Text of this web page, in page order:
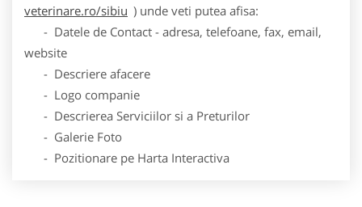
veterinare.ro/sibiu ) unde veti putea afisa:
- Datele de Contact - adresa, telefoane, fax, email,
website
- Descriere afacere
- Logo companie
- Descrierea Serviciilor si a Preturilor
- Galerie Foto
- Pozitionare pe Harta Interactiva